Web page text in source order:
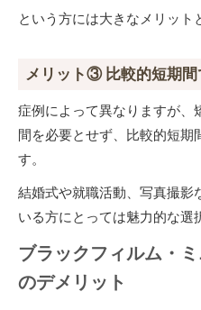
という方には大きなメリット
メリット③ 比較的短期間
症例によって異なりますが、
間を必要とせず、比較的短期
す。
結婚式や就職活動、写真撮影
いる方にとっては魅力的な選
ブラックフィルム・
のデメリット